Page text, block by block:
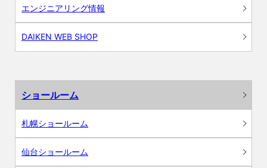
エンジニアリング情報
DAIKEN WEB SHOP
ショールーム
札幌ショールーム
仙台ショールーム